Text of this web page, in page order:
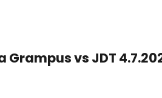
vs JDT